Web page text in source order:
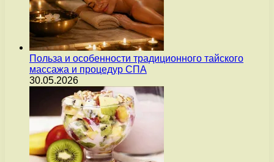
Польза и особенности традиционного тайского
массажа и процедур СПА
30.05.2026